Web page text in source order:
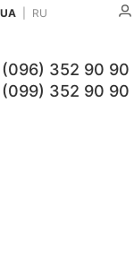
UA RU
(096) 352 90 90
(099) 352 90 90